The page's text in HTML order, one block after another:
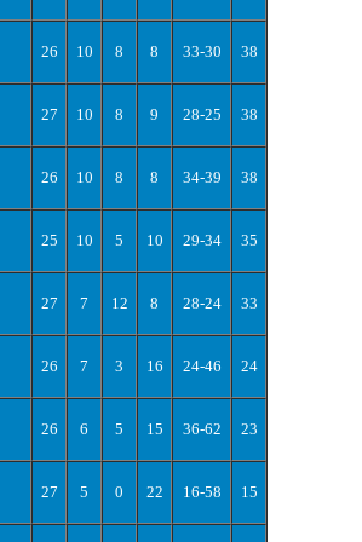
26 10 8 8 33-30 38
27 10 8 9 28-25 38
26 10 8 8 34-39 38
25 10 5 10 29-34 35
27 7 12 8 28-24 33
26 7 3 16 24-46 24
26 6 5 15 36-62 23
27 5 0 22 16-58 15